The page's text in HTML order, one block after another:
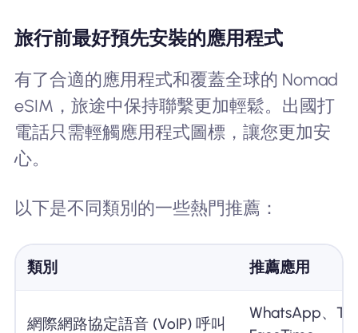
旅行前最好預先安裝的應用程式
有了合適的應用程式和覆蓋全球的 Nomad
eSIM，旅途中保持聯繫更加輕鬆。出國打
電話只需輕觸應用程式圖標，讓您更加安
心。
以下是不同類別的一些熱門推薦：
類別 推薦應用
網際網路協定語音 (VoIP) 呼叫
WhatsApp、